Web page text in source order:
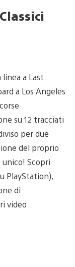
a Last
a Los Angeles
su 12 tracciati
per due
del proprio
Scopri
PlayStation),
di
video